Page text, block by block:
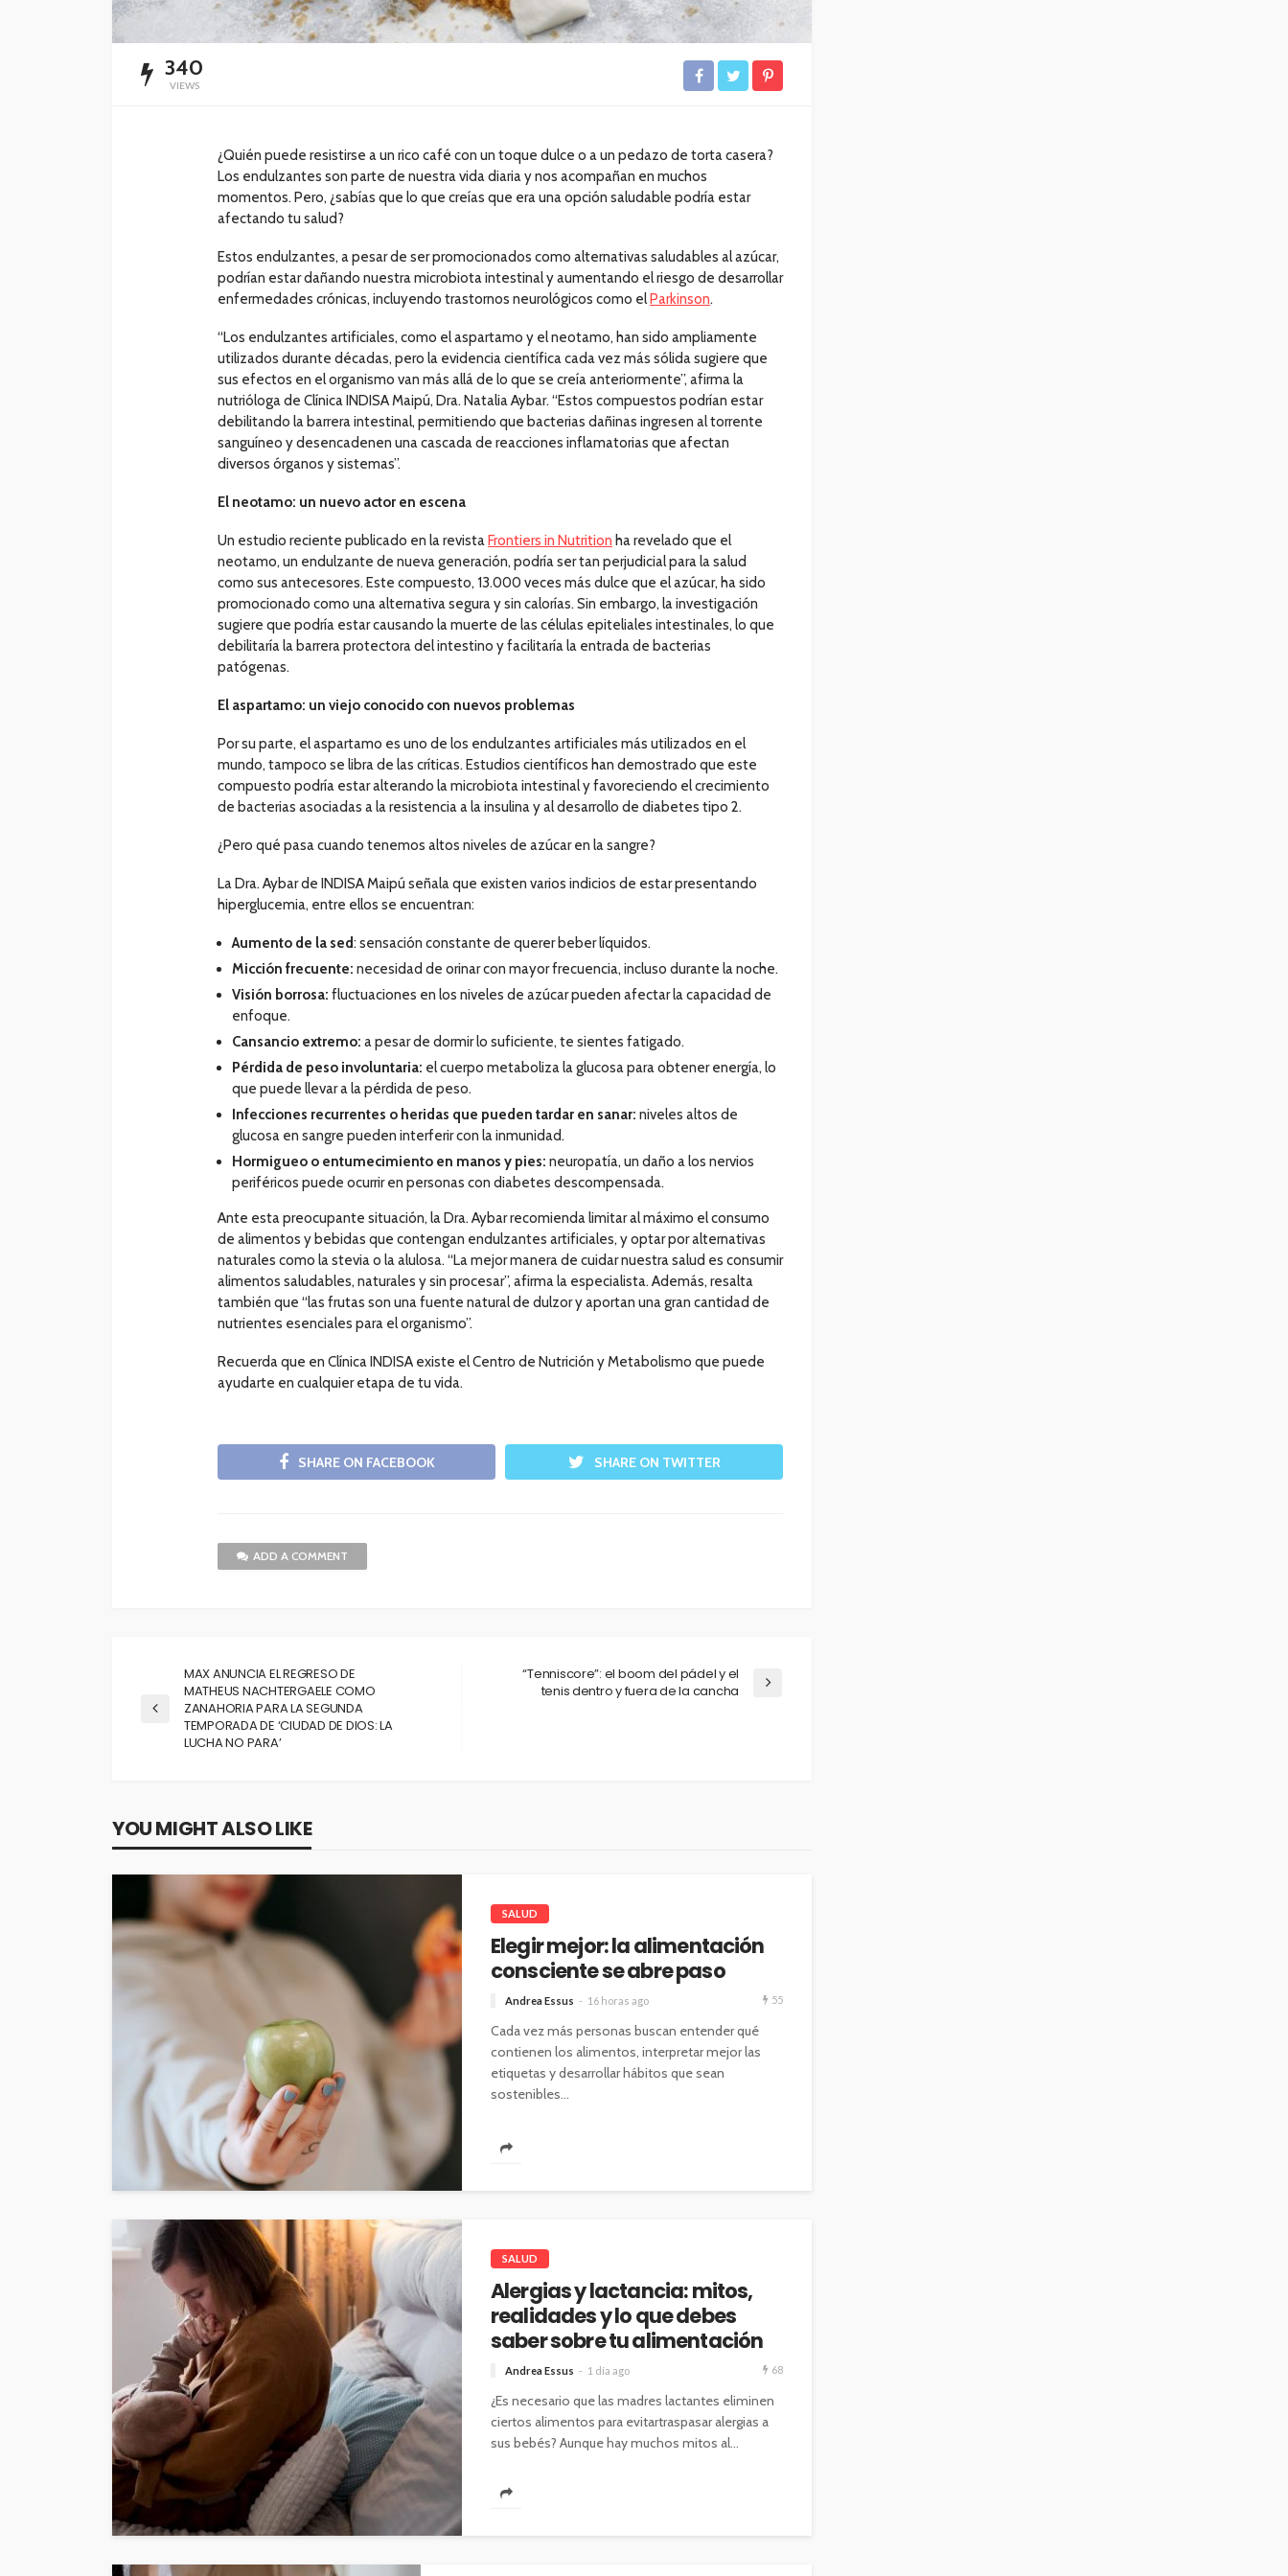
340
VIEWS
¿Quién puede resistirse a un rico café con un toque dulce o a un pedazo de torta casera?
Los endulzantes son parte de nuestra vida diaria y nos acompañan en muchos
momentos. Pero, ¿sabías que lo que creías que era una opción saludable podría estar
afectando tu salud?
Estos endulzantes, a pesar de ser promocionados como alternativas saludables al azúcar,
podrían estar dañando nuestra microbiota intestinal y aumentando el riesgo de desarrollar
enfermedades crónicas, incluyendo trastornos neurológicos como elParkinson.
“Los endulzantes artificiales, como el aspartamo y el neotamo, han sido ampliamente
utilizados durante décadas, pero la evidencia científica cada vez más sólida sugiere que
sus efectos en el organismo van más allá de lo que se creía anteriormente”, afirma la
nutrióloga de Clínica INDISA Maipú, Dra. Natalia Aybar. “Estos compuestos podrían estar
debilitando la barrera intestinal, permitiendo que bacterias dañinas ingresen al torrente
sanguíneo y desencadenen una cascada de reacciones inflamatorias que afectan
diversos órganos y sistemas”.
El neotamo: un nuevo actor en escena
Un estudio reciente publicado en la revista Frontiers in Nutrition ha revelado que el
neotamo, un endulzante de nueva generación, podría ser tan perjudicial para la salud
como sus antecesores. Este compuesto, 13.000 veces más dulce que el azúcar, ha sido
promocionado como una alternativa segura y sin calorías. Sin embargo, la investigación
sugiere que podría estar causando la muerte de las células epiteliales intestinales, lo que
debilitaría la barrera protectora del intestino y facilitaría la entrada de bacterias
patógenas.
El aspartamo: un viejo conocido con nuevos problemas
Por su parte, el aspartamo es uno de los endulzantes artificiales más utilizados en el
mundo, tampoco se libra de las críticas. Estudios científicos han demostrado que este
compuesto podría estar alterando la microbiota intestinal y favoreciendo el crecimiento
de bacterias asociadas a la resistencia a la insulina y al desarrollo de diabetes tipo 2.
¿Pero qué pasa cuando tenemos altos niveles de azúcar en la sangre?
La Dra. Aybar de INDISA Maipú señala que existen varios indicios de estar presentando
hiperglucemia, entre ellos se encuentran:
Aumento de la sed: sensación constante de querer beber líquidos.
Micción frecuente: necesidad de orinar con mayor frecuencia, incluso durante la noche.
Visión borrosa: fluctuaciones en los niveles de azúcar pueden afectar la capacidad de
enfoque.
Cansancio extremo: a pesar de dormir lo suficiente, te sientes fatigado.
Pérdida de peso involuntaria: el cuerpo metaboliza la glucosa para obtener energía, lo
que puede llevar a la pérdida de peso.
Infecciones recurrentes o heridas que pueden tardar en sanar: niveles altos de
glucosa en sangre pueden interferir con la inmunidad.
Hormigueo o entumecimiento en manos y pies: neuropatía, un daño a los nervios
periféricos puede ocurrir en personas con diabetes descompensada.
Ante esta preocupante situación, la Dra. Aybar recomienda limitar al máximo el consumo
de alimentos y bebidas que contengan endulzantes artificiales, y optar por alternativas
naturales como la stevia o la alulosa. “La mejor manera de cuidar nuestra salud es consumir
alimentos saludables, naturales y sin procesar”, afirma la especialista. Además, resalta
también que “las frutas son una fuente natural de dulzor y aportan una gran cantidad de
nutrientes esenciales para el organismo”.
Recuerda que en Clínica INDISA existe el Centro de Nutrición y Metabolismo que puede
ayudarte en cualquier etapa de tu vida.
SHARE ON FACEBOOK SHARE ON TWITTER
ADD A COMMENT
MAX ANUNCIA EL REGRESO DE
MATHEUS NACHTERGAELE COMO
ZANAHORIA PARA LA SEGUNDA
TEMPORADA DE ‘CIUDAD DE DIOS: LA
LUCHA NO PARA’
“Tenniscore”: el boom del pádel y el
tenis dentro y fuera de la cancha
YOU MIGHT ALSO LIKE
SALUD
Elegir mejor: la alimentación
consciente se abre paso
Andrea Essus 16 horas ago 55
Cada vez más personas buscan entender qué
contienen los alimentos, interpretar mejor las
etiquetas y desarrollar hábitos que sean
sostenibles...
SALUD
Alergias y lactancia: mitos,
realidades y lo que debes
saber sobre tu alimentación
Andrea Essus 1 día ago 68
¿Es necesario que las madres lactantes eliminen
ciertos alimentos para evitartraspasar alergias a
sus bebés? Aunque hay muchos mitos al...